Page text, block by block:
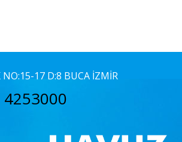
NO:15-17 D:8 BUCA İZMIR